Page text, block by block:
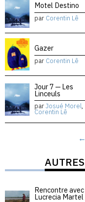
Motel Destino
par Corentin Lê
Gazer
par Corentin Lê
Jour 7 — Les
Linceuls
parJosué Morel,
Corentin Lê
←
Rencontre avec
Lucrecia Martel